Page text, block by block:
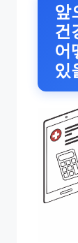
앞
건
어
있